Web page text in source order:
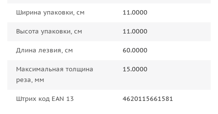
Ширина упаковки, см 11.0000
Высота упаковки, см 11.0000
Длина лезвия, см 60.0000
Максимальная толщина
реза, мм
15.0000
Штрих код EAN 13 4620115661581